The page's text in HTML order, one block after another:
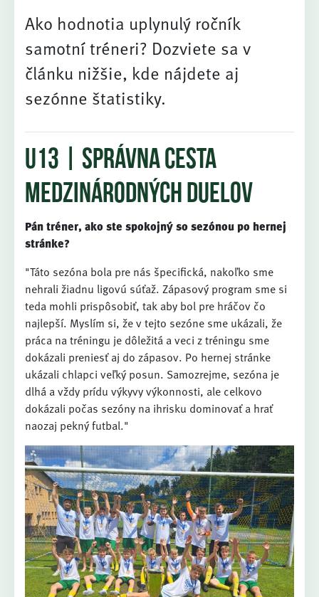
Ako hodnotia uplynulý ročník
samotní tréneri? Dozviete sa v
článku nižšie, kde nájdete aj
sezónne štatistiky.
U13 | správna cesta
medzinárodných duelov
Pán tréner, ako ste spokojný so sezónou po hernej
stránke?
"Táto sezóna bola pre nás špecifická, nakoľko sme
nehrali žiadnu ligovú súťaž. Zápasový program sme si
teda mohli prispôsobiť, tak aby bol pre hráčov čo
najlepší. Myslím si, že v tejto sezóne sme ukázali, že
práca na tréningu je dôležitá a veci z tréningu sme
dokázali preniesť aj do zápasov. Po hernej stránke
ukázali chlapci veľký posun. Samozrejme, sezóna je
dlhá a vždy prídu výkyvy výkonnosti, ale celkovo
dokázali počas sezóny na ihrisku dominovať a hrať
naozaj pekný futbal."